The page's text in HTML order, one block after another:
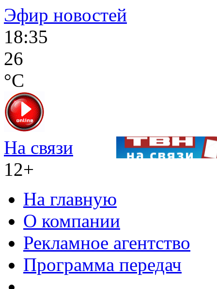
Эфир новостей
18:35
26
°C
На связи
12+
На главную
О компании
Рекламное агентство
Программа передач